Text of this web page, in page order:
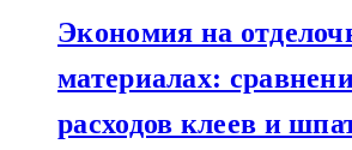
Экономия на
материалах:
расходов клеев и